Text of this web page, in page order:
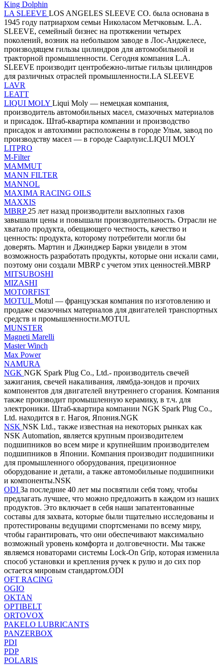
King Dolphin
LA SLEEVE LOS ANGELES SLEEVE CO. была основана в
1945 году патриархом семьи Николасом Метчковым. L.A.
SLEEVE, семейный бизнес на протяжении четырех
поколений, возник на небольшом заводе в Лос-Анджелесе,
производящем гильзы цилиндров для автомобильной и
тракторной промышленности. Сегодня компания L.A.
SLEEVE производит центробежно-литые гильзы цилиндров
для различных отраслей промышленности.LA SLEEVE
LAVR
LEATT
LIQUI MOLY Liqui Moly — немецкая компания,
производитель автомобильных масел, смазочных материалов
и присадок. Штаб-квартира компании и производство
присадок и автохимии расположены в городе Ульм, завод по
производству масел — в городе Саарлуис.LIQUI MOLY
LITPRO
M-Filter
MAMMUT
MANN FILTER
MANNOL
MAXIMA RACING OILS
MAXXIS
MBRP 25 лет назад производители выхлопных газов
завышали цены и повышали производительность. Отрасли не
хватало продукта, обещающего честность, качество и
ценность: продукта, которому потребители могли бы
доверять. Мартин и Джинджер Барки увидели в этом
возможность разработать продукты, которые они искали сами,
поэтому они создали MBRP с учетом этих ценностей.MBRP
MITSUBOSHI
MIZASHI
MOTORFIST
MOTUL Motul — французская компания по изготовлению и
продаже смазочных материалов для двигателей транспортных
средств и промышленности.MOTUL
MUNSTER
Magneti Marelli
Master Winch
Max Power
NAMURA
NGK NGK Spark Plug Co., Ltd.- производитель свечей
зажигания, свечей накаливания, лямбда-зондов и прочих
компонентов для двигателей внутреннего сгорания. Компания
также производит промышленную керамику, в т.ч. для
электроники. Штаб-квартира компании NGK Spark Plug Co.,
Ltd. находится в г. Нагоя, Япония.NGK
NSK NSK Ltd., также известная на некоторых рынках как
NSK Automation, является крупным производителем
подшипников во всем мире и крупнейшим производителем
подшипников в Японии. Компания производит подшипники
для промышленного оборудования, прецизионное
оборудование и детали, а также автомобильные подшипники
и компоненты.NSK
ODI За последние 40 лет мы посвятили себя тому, чтобы
предлагать лучшее, что можно предложить в каждом из наших
продуктов. Это включает в себя наши запатентованные
составы для захвата, которые были тщательно исследованы и
протестированы ведущими спортсменами по всему миру,
чтобы гарантировать, что они обеспечивают максимально
возможный уровень комфорта и долговечности. Мы также
являемся новаторами системы Lock-On Grip, которая изменила
способ установки и крепления ручек к рулю и до сих пор
остается мировым стандартом.ODI
OFT RACING
OGIO
OKTAN
OPTIBELT
ORTOVOX
PAKELO LUBRICANTS
PANZERBOX
PDI
PDP
POLARIS